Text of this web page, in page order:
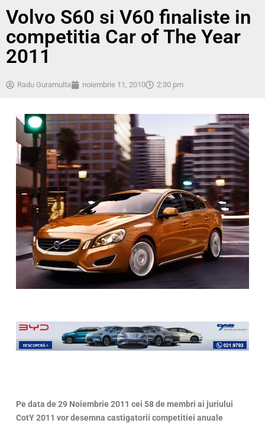
Volvo S60 si V60 finaliste in
competitia Car of The Year
2011
Radu Guramulta noiembrie 11, 2010 2:30 pm
Pe data de 29 Noiembrie 2011 cei 58 de membri ai juriului
CotY 2011 vor desemna castigatorii competitiei anuale